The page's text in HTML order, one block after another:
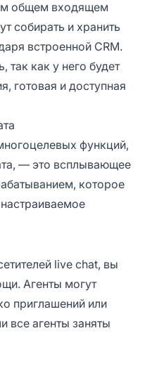
общем входящем
собирать и хранить
встроенной CRM.
так как у него будет
готовая и доступная
функций,
— это всплывающее
которое
live chat, вы
Агенты могут
приглашений или
все агенты заняты